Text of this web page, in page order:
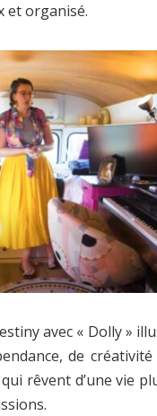
et organisé.
avec « Dolly »
de
rêvent d’une vie